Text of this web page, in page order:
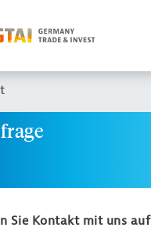
Sie Kontakt mit uns auf